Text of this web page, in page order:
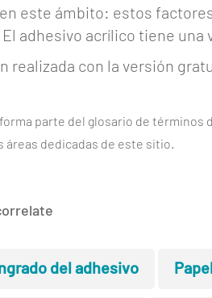
este ámbito: estos
adhesivo acrílico tiene
realizada con la versión
parte del glosario de términos
áreas dedicadas de este sitio.
del adhesivo